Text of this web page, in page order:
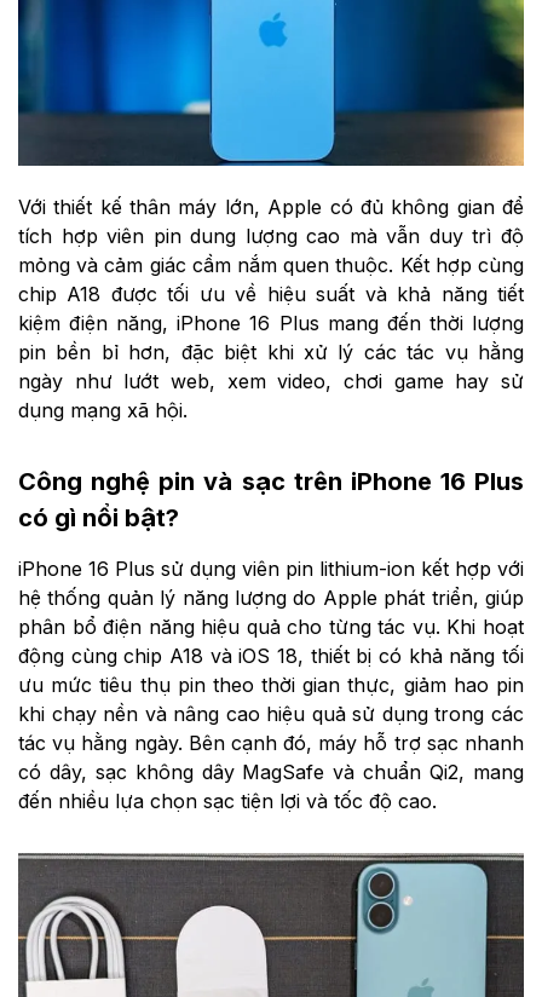
Với thiết kế thân máy lớn, Apple có đủ không gian để
tích hợp viên pin dung lượng cao mà vẫn duy trì độ
mỏng và cảm giác cầm nắm quen thuộc. Kết hợp cùng
chip A18 được tối ưu về hiệu suất và khả năng tiết
kiệm điện năng, iPhone 16 Plus mang đến thời lượng
pin bền bỉ hơn, đặc biệt khi xử lý các tác vụ hằng
ngày như lướt web, xem video, chơi game hay sử
dụng mạng xã hội.
Công nghệ pin và sạc trên iPhone 16 Plus
có gì nổi bật?
iPhone 16 Plus sử dụng viên pin lithium-ion kết hợp với
hệ thống quản lý năng lượng do Apple phát triển, giúp
phân bổ điện năng hiệu quả cho từng tác vụ. Khi hoạt
động cùng chip A18 và iOS 18, thiết bị có khả năng tối
ưu mức tiêu thụ pin theo thời gian thực, giảm hao pin
khi chạy nền và nâng cao hiệu quả sử dụng trong các
tác vụ hằng ngày. Bên cạnh đó, máy hỗ trợ sạc nhanh
có dây, sạc không dây MagSafe và chuẩn Qi2, mang
đến nhiều lựa chọn sạc tiện lợi và tốc độ cao.